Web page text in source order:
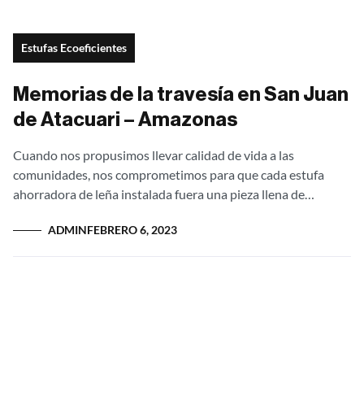
Estufas Ecoeficientes
Memorias de la travesía en San Juan
de Atacuari – Amazonas
Cuando nos propusimos llevar calidad de vida a las
comunidades, nos comprometimos para que cada estufa
ahorradora de leña instalada fuera una pieza llena de
ADMINFEBRERO 6, 2023